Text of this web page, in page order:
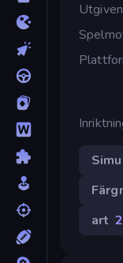
Utgiven
art